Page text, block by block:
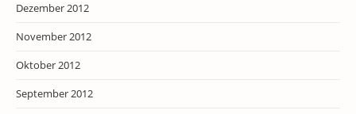
Dezember 2012
November 2012
Oktober 2012
September 2012